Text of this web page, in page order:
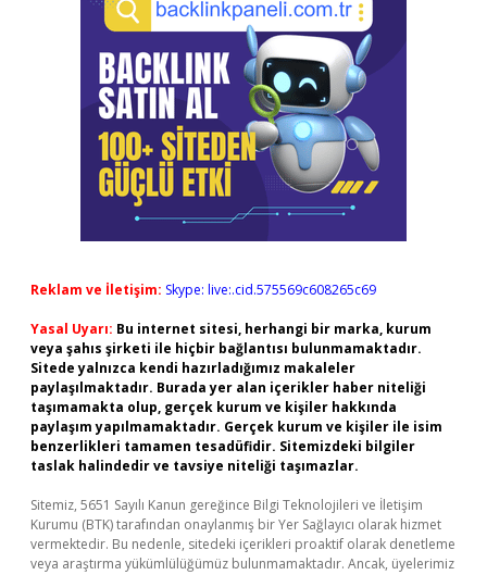
Reklam ve İletişim: Skype: live:.cid.575569c608265c69
Yasal Uyarı: Bu internet sitesi, herhangi bir marka, kurum
veya şahıs şirketi ile hiçbir bağlantısı bulunmamaktadır.
Sitede yalnızca kendi hazırladığımız makaleler
paylaşılmaktadır. Burada yer alan içerikler haber niteliği
taşımamakta olup, gerçek kurum ve kişiler hakkında
paylaşım yapılmamaktadır. Gerçek kurum ve kişiler ile isim
benzerlikleri tamamen tesadüfidir. Sitemizdeki bilgiler
taslak halindedir ve tavsiye niteliği taşımazlar.
Sitemiz, 5651 Sayılı Kanun gereğince Bilgi Teknolojileri ve İletişim
Kurumu (BTK) tarafından onaylanmış bir Yer Sağlayıcı olarak hizmet
vermektedir. Bu nedenle, sitedeki içerikleri proaktif olarak denetleme
veya araştırma yükümlülüğümüz bulunmamaktadır. Ancak, üyelerimiz